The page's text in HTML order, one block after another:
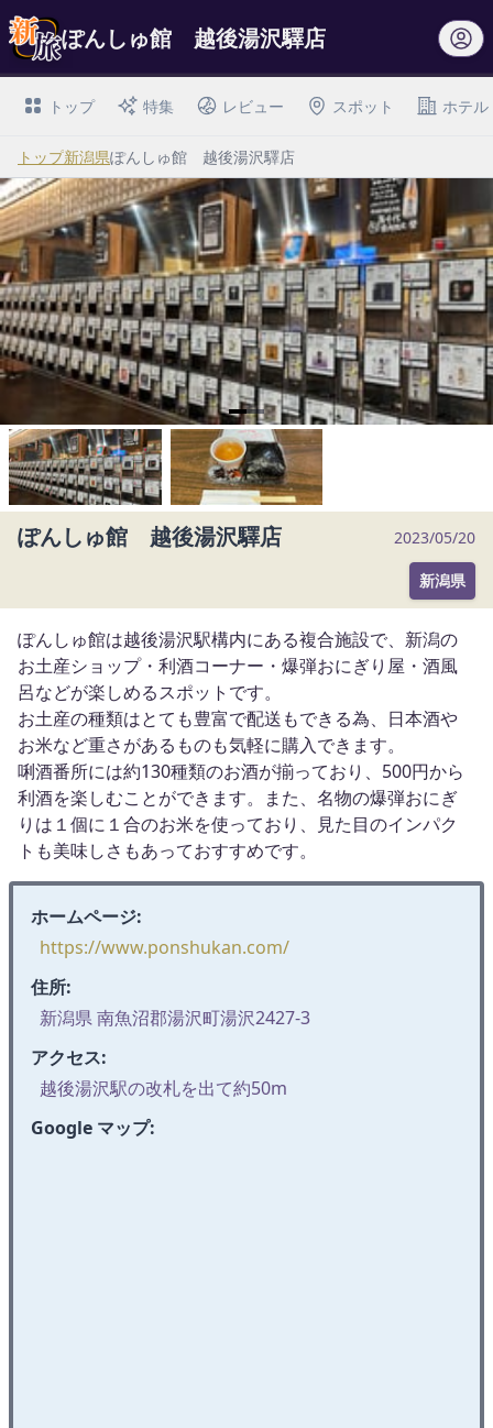
ぽんしゅ館 越後湯沢驛店
トップ 特集 レビュー スポット ホテル
トップ新潟県ぽんしゅ館 越後湯沢驛店
I
m
ぽんしゅ館 越後湯沢驛店 2023/05/20
新潟県
ぽんしゅ館は越後湯沢駅構内にある複合施設で、新潟の
お土産ショップ・利酒コーナー・爆弾おにぎり屋・酒風
呂などが楽しめるスポットです。
お土産の種類はとても豊富で配送もできる為、日本酒や
お米など重さがあるものも気軽に購入できます。
唎酒番所には約130種類のお酒が揃っており、500円から
利酒を楽しむことができます。また、名物の爆弾おにぎ
りは１個に１合のお米を使っており、見た目のインパク
トも美味しさもあっておすすめです。
ホームページ:
https://www.ponshukan.com/
住所:
新潟県 南魚沼郡湯沢町湯沢2427-3
アクセス:
越後湯沢駅の改札を出て約50m
Google マップ: